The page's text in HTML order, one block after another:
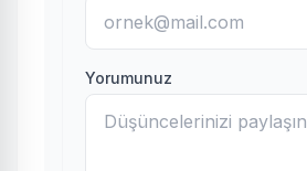
Yorumunuz